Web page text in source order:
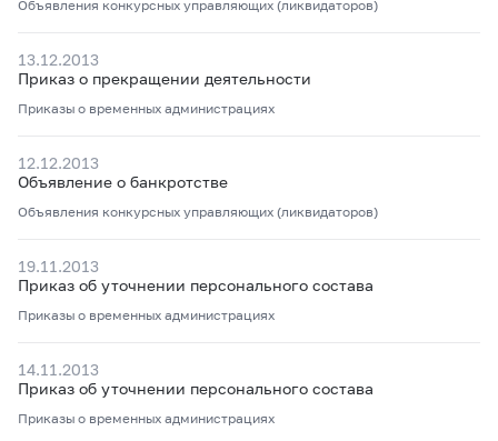
Объявления конкурсных управляющих (ликвидаторов)
13.12.2013
Приказ о прекращении деятельности
Приказы о временных администрациях
12.12.2013
Объявление о банкротстве
Объявления конкурсных управляющих (ликвидаторов)
19.11.2013
Приказ об уточнении персонального состава
Приказы о временных администрациях
14.11.2013
Приказ об уточнении персонального состава
Приказы о временных администрациях